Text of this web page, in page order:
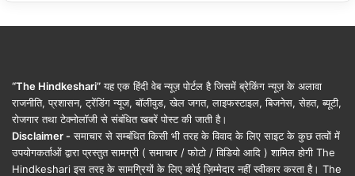
“The Hindkeshari”यह एक हिंदी वेब न्यूज़ पोर्टल है जिसमें ब्रेकिंग न्यूज़ के अलावा
राजनीति, प्रशासन, ट्रेंडिंग न्यूज, बॉलीवुड, खेल जगत, लाइफस्टाइल, बिजनेस, सेहत, ब्यूटी,
रोजगार तथा टेक्नोलॉजी से संबंधित खबरें पोस्ट की जाती है।
Disclaimer - समाचार से सम्बंधित किसी भी तरह के विवाद के लिए साइट के कुछ तत्वों में
उपयोगकर्ताओं द्वारा प्रस्तुत सामग्री ( समाचार / फोटो / विडियो आदि ) शामिल होगी The
Hindkeshari इस तरह के सामग्रियों के लिए कोई ज़िम्मेदार नहीं स्वीकार करता है। The